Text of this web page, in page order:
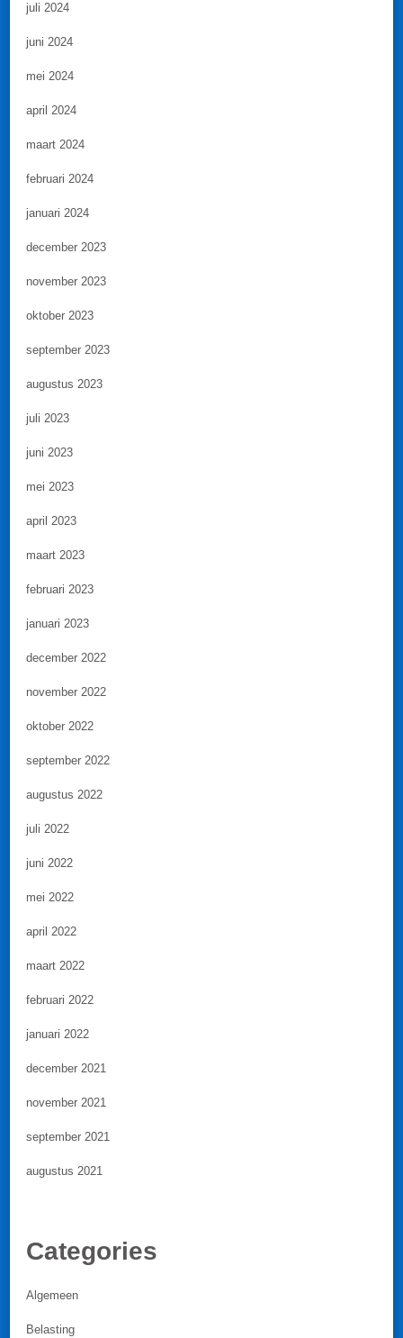
juli 2024
juni 2024
mei 2024
april 2024
maart 2024
februari 2024
januari 2024
december 2023
november 2023
oktober 2023
september 2023
augustus 2023
juli 2023
juni 2023
mei 2023
april 2023
maart 2023
februari 2023
januari 2023
december 2022
november 2022
oktober 2022
september 2022
augustus 2022
juli 2022
juni 2022
mei 2022
april 2022
maart 2022
februari 2022
januari 2022
december 2021
november 2021
september 2021
augustus 2021
Categories
Algemeen
Belasting